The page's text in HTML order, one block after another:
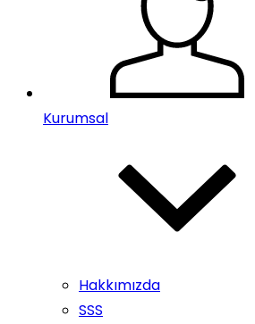
Kurumsal
Hakkımızda
SSS